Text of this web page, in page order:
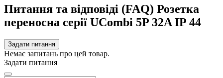
Питання та відповіді (FAQ) Розетка
переносна серії UСombi 5P 32A IP 44
Задати питання
Немає запитань про цей товар.
Задати питання